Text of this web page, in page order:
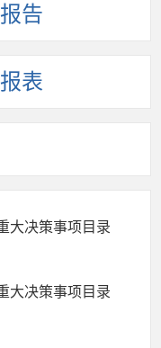
报告
报表
大决策事项目录
大决策事项目录